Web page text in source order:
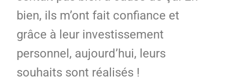
bien, ils m’ont fait confiance et
grâce à leur investissement
personnel, aujourd’hui, leurs
souhaits sont réalisés !